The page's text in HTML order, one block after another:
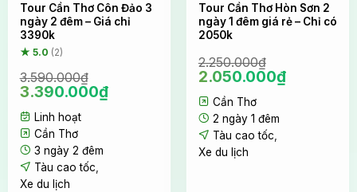
Tour Cần Thơ Côn Đảo 3
ngày 2 đêm – Giá chỉ
3390k
★ 5.0 (2)
3.590.000₫
Giá
là:
3.590.000₫.
3.390.000₫Giá
hiện
Linh hoạt
Cần Thơ
3 ngày 2 đêm
Tàu cao tốc,
Xe du lịch
Tour Cần Thơ Hòn Sơn 2
ngày 1 đêm giá rẻ – Chỉ có
2050k
2.250.000₫
Giá
gốc
là:
2.250.000₫.
2.050.000₫Giá
hiện
Cần Thơ
2 ngày 1 đêm
Tàu cao tốc,
Xe du lịch